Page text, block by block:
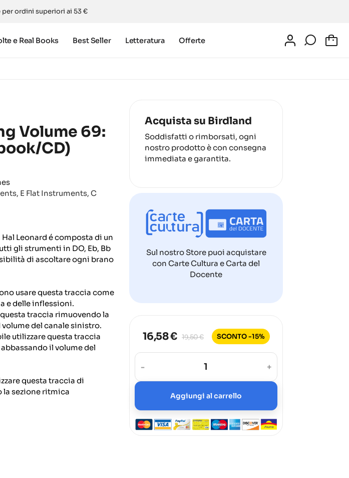
ordini superiori ai 53 €
e Real Books Best Seller Letteratura Offerte
Volume 69:
CD)
E Flat Instruments, C
Hal Leonard é composta di un
gli strumenti in DO, Eb, Bb
di ascoltare ogni brano
usare questa traccia come
e delle inflessioni.
traccia rimuovendo la
del canale sinistro.
utilizzare questa traccia
il volume del
questa traccia di
sezione ritmica
Acquista su Birdland
Soddisfatti o rimborsati, ogni
nostro prodotto è con consegna
immediata e garantita.
Sul nostro Store puoi acquistare
con Carte Cultura e Carta del
Docente
16,58 € 19,50 € SCONTO -15%
- +
Aggiungi al carrello